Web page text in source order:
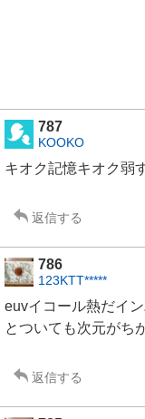
787
KOOKO
キオク記憶キオク弱
返信する
786
123KTT*****
euvイコール熱だイ
とついても次元がち
返信する